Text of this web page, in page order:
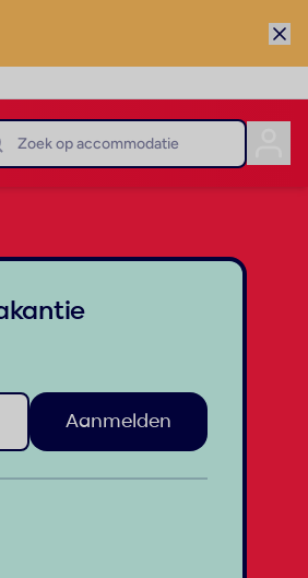
Aanmelden